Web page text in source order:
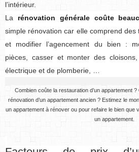
l’intérieur.
La
rénovation générale coûte
simple rénovation car elle comprend
et modifier l’agencement du bien :
pièces, casser et monter des cloisons,
électrique et de plomberie, …
Combien coûte la restauration d’un appartement
rénovation d’un appartement ancien ? Estimez le
un appartement à rénover ou pour refaire le bien que
un appartement.